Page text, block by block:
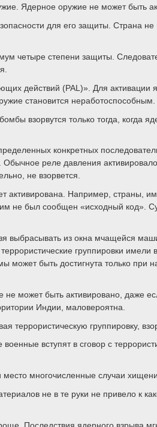
Ядерное оружие не может быть
для его защиты. Страна
четыре степени защиты.
действий (PAL)». Для активации
становится неработоспособным.
взорвутся только тогда, когда
конкретных
реле давления
не взорвется.
активирована. Например, страны,
был сообщен «исходный код».
выбрасывать из окна мчащейся
группировки
быть достигнута только при
может быть активировано, даже
Индии, маловероятна.
террористическую группировку,
вступят в сговор с
многочисленные случаи
не в те руки не привело к
Последствия ядерного взрыва